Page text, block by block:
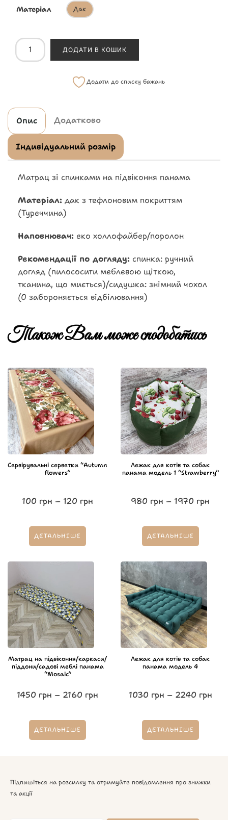
Матеріал Дак
ДОДАТИ В КОШИК
Додати до списку бажань
Опис Додатково
Індивідуальний розмір
Матрац зі спинками на підвіконня панама
Матеріал: дак з тефлоновим покриттям
(Туреччина)
Наповнювач: еко холлофайбер/поролон
Рекомендації по догляду: спинка: ручний
догляд (пилососити меблевою щіткою,
тканина, що миється)/сидушка: знімний чохол
(0 забороняється відбілювання)
Також Вам може сподобатись
Сервірувальні серветки “Autumn
flowers”
100 грн – 120 грн
ДЕТАЛЬНІШЕ
Лежак для котів та собак
панама модель 1 “Strawberry”
980 грн – 1970 грн
ДЕТАЛЬНІШЕ
Матрац на підвіконня/каркаси/
піддони/садові меблі панама
“Mosaic”
1450 грн – 2160 грн
ДЕТАЛЬНІШЕ
Лежак для котів та собак
панама модель 4
1030 грн – 2240 грн
ДЕТАЛЬНІШЕ
Підпишіться на розсилку та отримуйте повідомлення про знижки
та акції